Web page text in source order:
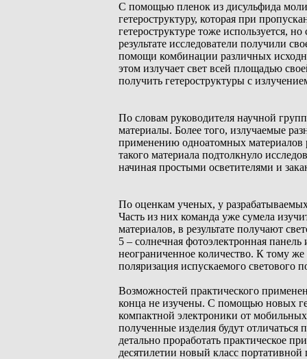
С помощью пленок из дисульфида
гетероструктуру, которая при
гетероструктуре тоже используется,
результате исследователи получили
помощи комбинации различных
этом излучает свет всей площадью
получить гетероструктуры с
По словам руководителя научной
материалы. Более того, излучаемые
применению одноатомных материалов
такого материала подтолкнуло
начиная простыми осветителями и
По оценкам ученых, у
Часть из них команда уже сумела
материалов, в результате получают
5 – солнечная фотоэлектронная
неограниченное количество. К тому
поляризация испускаемого светового
Возможностей практического
конца не изучены. С помощью новых
компактной электроники от
полученные изделия будут
детально проработать практическое
десятилетии новый класс